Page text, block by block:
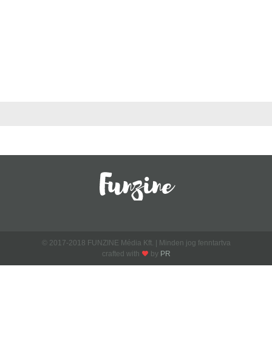
© 2017-2018 FUNZINE Média Kft. | Minden jog fenntartva
crafted with
by PR